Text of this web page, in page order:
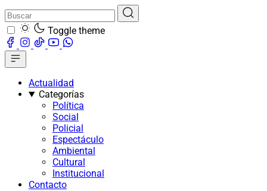
Toggle theme
Actualidad
Categorías
Política
Social
Policial
Espectáculo
Ambiental
Cultural
Institucional
Contacto